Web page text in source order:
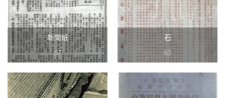
新聞紙
67
石
63